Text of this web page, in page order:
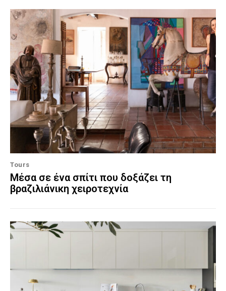
Tours
Μέσα σε ένα σπίτι που δοξάζει τη
βραζιλιάνικη χειροτεχνία